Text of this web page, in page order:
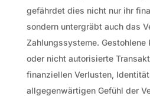
gefährdet dies nicht nur ihr
sondern untergräbt auch das
Zahlungssysteme.
oder nicht autorisierte
finanziellen Verlusten,
allgegenwärtigen Gefühl der